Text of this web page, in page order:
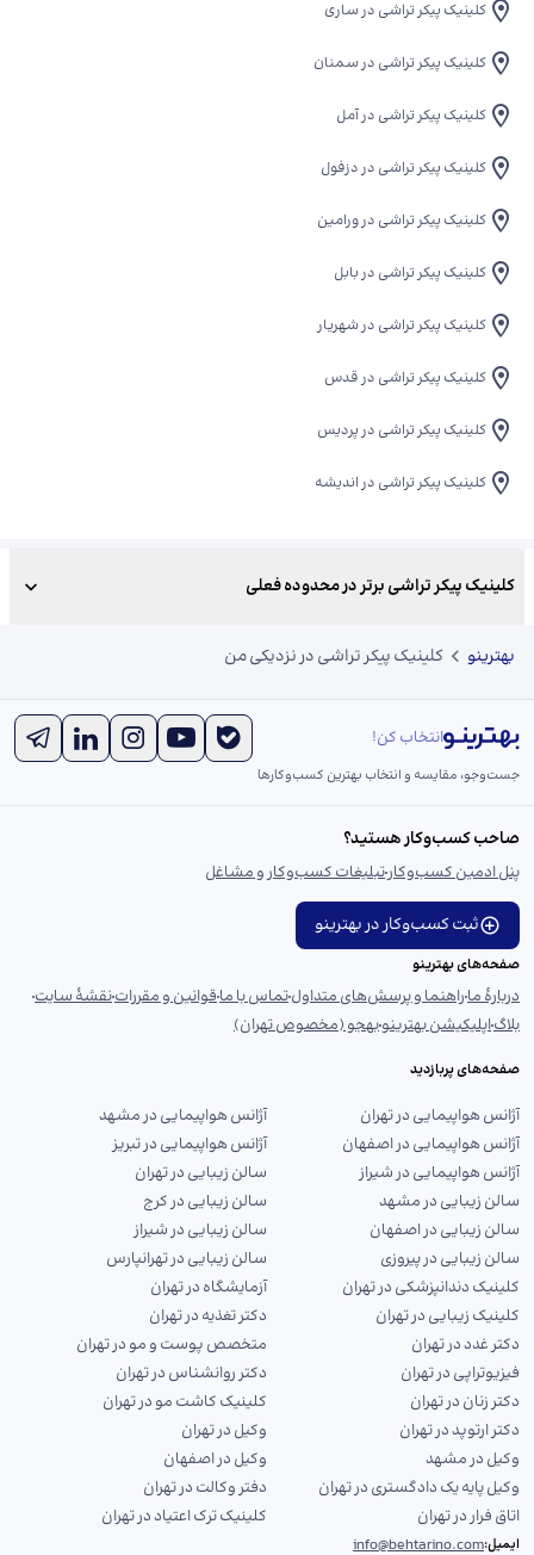
کلینیک پیکر تراشی در ساری
کلینیک پیکر تراشی در سمنان
کلینیک پیکر تراشی در آمل
کلینیک پیکر تراشی در دزفول
کلینیک پیکر تراشی در ورامین
کلینیک پیکر تراشی در بابل
کلینیک پیکر تراشی در شهریار
کلینیک پیکر تراشی در قدس
کلینیک پیکر تراشی در پردیس
کلینیک پیکر تراشی در اندیشه
کلینیک پیکر تراشی برتر در محدوده فعلی
بهترینو کلینیک پیکر تراشی در نزدیکی من
انتخاب کن!
جست‌و‌جو، مقایسه و انتخاب بهترین کسب‌وکارها
صاحب کسب‌وکار هستید؟
پنل ادمین کسب‌وکارتبلیغات کسب‌وکار و مشاغل
ثبت کسب‌وکار در بهترینو
صفحه‌های بهترینو
دربارهٔ ماراهنما و پرسش‌های متداولتماس با ماقوانین و مقرراتنقشهٔ سایت
بلاگاپلیکیشن بهترینوبهجو (مخصوص تهران)
صفحه‌های پربازدید
آژانس هواپیمایی در تهران
آژانس هواپیمایی در مشهد
آژانس هواپیمایی در اصفهان
آژانس هواپیمایی در تبریز
آژانس هواپیمایی در شیراز
سالن زیبایی در تهران
سالن زیبایی در مشهد
سالن زیبایی در کرج
سالن زیبایی در اصفهان
سالن زیبایی در شیراز
سالن زیبایی در پیروزی
سالن زیبایی در تهرانپارس
کلینیک دندانپزشکی در تهران
آزمایشگاه در تهران
کلینیک زیبایی در تهران
دکتر تغذیه در تهران
دکتر غدد در تهران
متخصص پوست و مو در تهران
فیزیوتراپی در تهران
دکتر روانشناس در تهران
دکتر زنان در تهران
کلینیک کاشت مو در تهران
دکتر ارتوپد در تهران
وکیل در تهران
وکیل در مشهد
وکیل در اصفهان
وکیل پایه یک دادگستری در تهران
دفتر وکالت در تهران
اتاق فرار در تهران
کلینیک ترک اعتیاد در تهران
ایمیل:info@behtarino.com